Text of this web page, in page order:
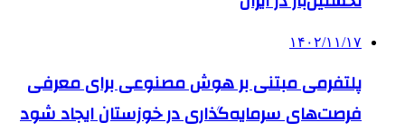
۱۴۰۲/۱۱/۱۷
پلتفرمی مبتنی بر هوش مصنوعی برای معرفی
فرصت‌های سرمایه‌گذاری در خوزستان ایجاد شود